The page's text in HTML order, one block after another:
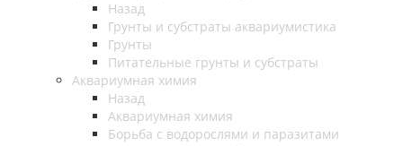
Назад
Грунты и субстраты аквариумистика
Грунты
Питательные грунты и субстраты
Аквариумная химия
Назад
Аквариумная химия
Борьба с водорослями и паразитами